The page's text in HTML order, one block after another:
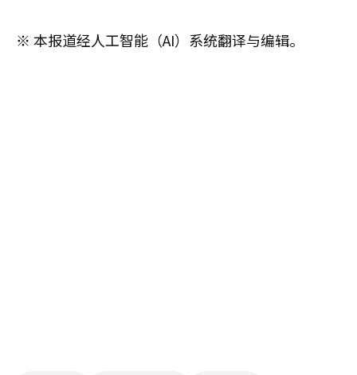
※ 本报道经人工智能（AI）系统翻译与编辑。